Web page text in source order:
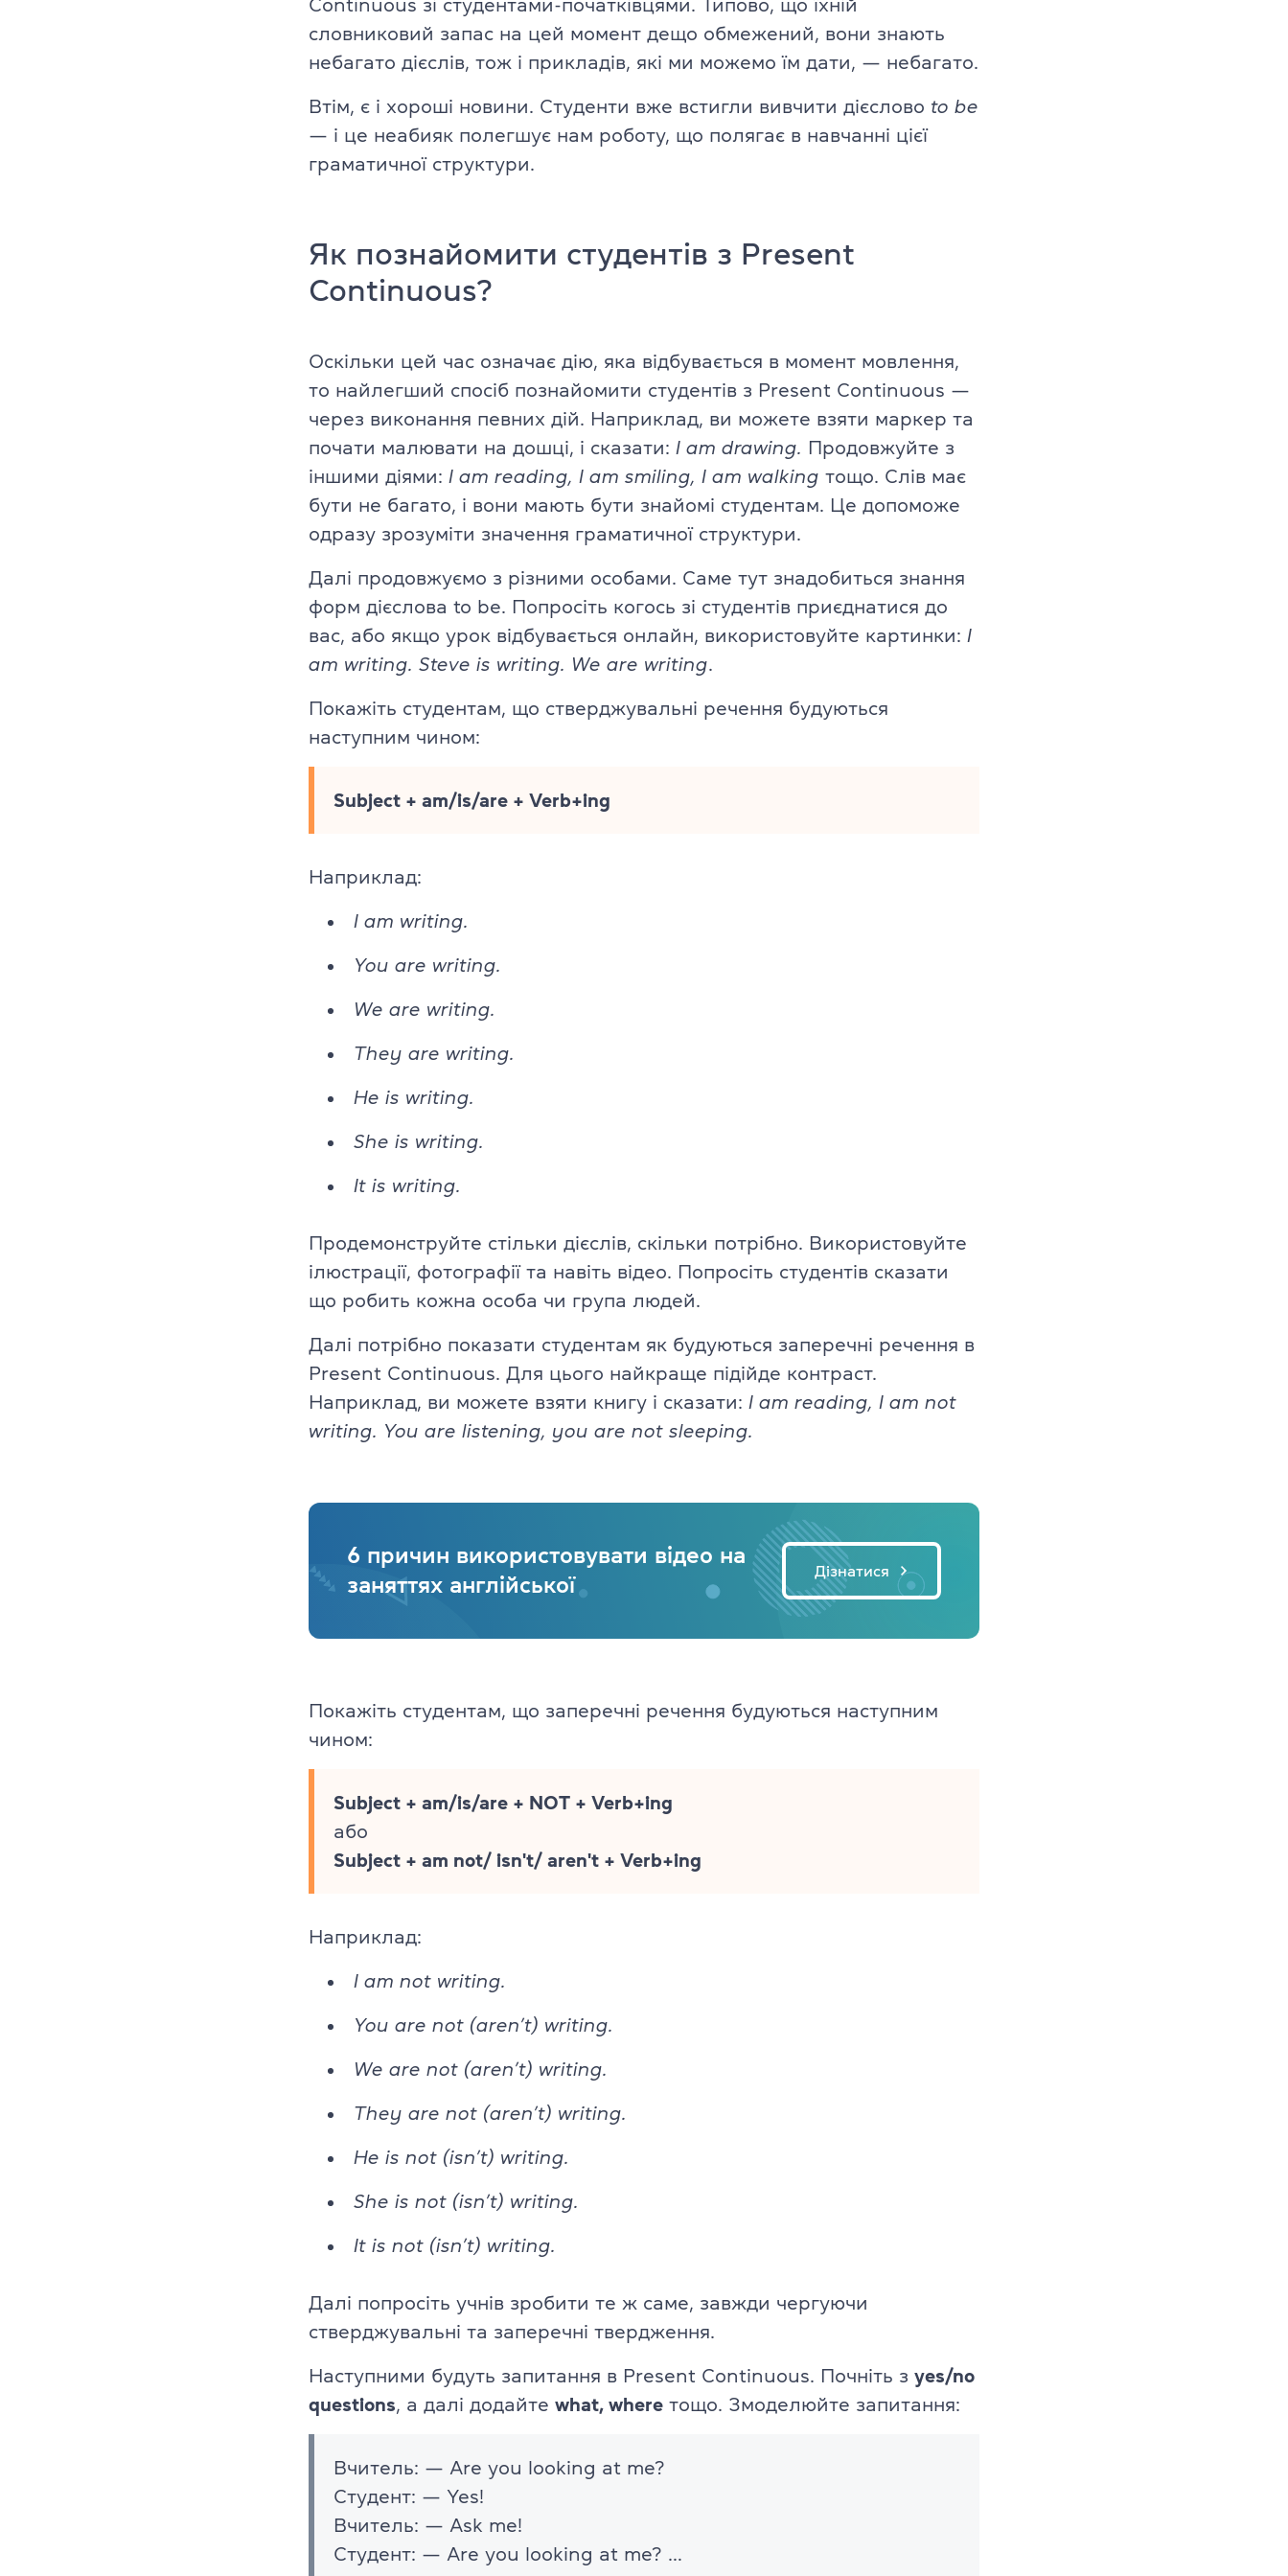
Платформа Grade University
ТOEFL
KET, PET, FCE (для підлітків)
TKT (для викладачів)
Cambridge English
Linguaskill
IELTS
TOEFL iBT
Партнерська програма
Благодійність
Блог
Партнери
Новини
Вакансії
Контакти
Англійська для дітей 11–12 років
Літній експрес-курс для дітей 6–10 років
Літній експрес-курс для дітей 11–12 років
DELTA Module 2
TKT Module 1
TKT Module 2
TKT Module 3
TKT Module YL
Іспити Cambridge English
YLE Starters, Movers, Flyers
A2 Key (KET) + for Schools
B1 Preliminary (PET) + for Schools
Про іспит TOEFL
Continuous зі студентами-початківцями. Типово, що їхній
словниковий запас на цей момент дещо обмежений, вони знають
небагато дієслів, тож і прикладів, які ми можемо їм дати, — небагато.
Втім, є і хороші новини. Студенти вже встигли вивчити дієслово to be
— і це неабияк полегшує нам роботу, що полягає в навчанні цієї
граматичної структури.
Як познайомити студентів з Present
Continuous?
Оскільки цей час означає дію, яка відбувається в момент мовлення,
то найлегший спосіб познайомити студентів з Present Continuous —
через виконання певних дій. Наприклад, ви можете взяти маркер та
почати малювати на дошці, і сказати: I am drawing.
Продовжуйте з
іншими діями: I am reading, I am smiling, I am walking тощо. Слів має
бути не багато, і вони мають бути знайомі студентам. Це допоможе
одразу зрозуміти значення граматичної структури.
Далі продовжуємо з різними особами. Саме тут знадобиться знання
форм дієслова to be. Попросіть когось зі студентів приєднатися до
вас, або якщо урок відбувається онлайн, використовуйте картинки: I
am writing. Steve is writing. We are writing.
Покажіть студентам, що стверджувальні речення будуються
наступним чином:
Subject + am/is/are + Verb+ing
Наприклад:
I am writing.
You are writing.
We are writing.
They are writing.
He is writing.
She is writing.
It is writing.
Продемонструйте стільки дієслів, скільки потрібно. Використовуйте
ілюстрації, фотографії та навіть відео. Попросіть студентів сказати
що робить кожна особа чи група людей.
Далі потрібно показати студентам як будуються заперечні речення в
Present Continuous. Для цього найкраще підійде контраст.
Наприклад, ви можете взяти книгу і сказати: I am reading, I am not
writing. You are listening, you are not sleeping.
6 причин використовувати відео на
заняттях англійської
Дізнатися
Покажіть студентам, що заперечні речення будуються наступним
чином:
Subject + am/is/are + NOT + Verb+ing
або
Subject + am not/ isn't/ aren't + Verb+ing
Наприклад:
I am not writing.
You are not (aren’t) writing.
We are not (aren’t) writing.
They are not (aren’t) writing.
He is not (isn’t) writing.
She is not (isn’t) writing.
It is not (isn’t) writing.
Далі попросіть учнів зробити те ж саме, завжди чергуючи
стверджувальні та заперечні твердження.
Наступними будуть запитання в Present Continuous. Почніть з yes/no
questions, а далі додайте what, where тощо. Змоделюйте запитання:
Вчитель: — Are you looking at me?
Студент: — Yes!
Вчитель: — Ask me!
Студент: — Are you looking at me? …